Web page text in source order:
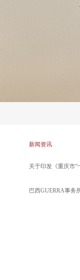
新闻资讯
关于印发《重庆市
巴西GUERRA事务